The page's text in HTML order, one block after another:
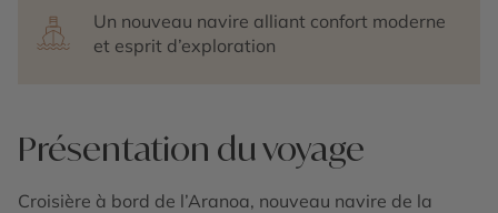
Un nouveau navire alliant confort moderne
et esprit d’exploration
Présentation du voyage
Croisière à bord de l’Aranoa, nouveau navire de la